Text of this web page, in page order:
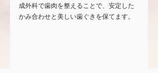
成外科で歯肉を整えることで、安定した
かみ合わせと美しい歯ぐきを保てます。